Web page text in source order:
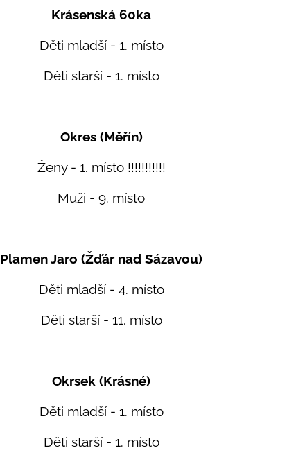
Krásenská 60ka
Děti mladší - 1. místo
Děti starší - 1. místo
Okres (Měřín)
Ženy - 1. místo !!!!!!!!!!!
Muži - 9. místo
Plamen Jaro (Žďár nad Sázavou)
Děti mladší - 4. místo
Děti starší - 11. místo
Okrsek (Krásné)
Děti mladší - 1. místo
Děti starší - 1. místo